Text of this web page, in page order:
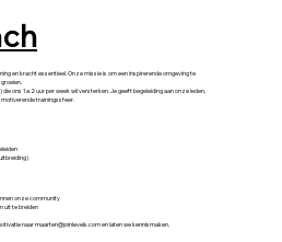
en kracht essentieel. Onze missie is om een inspirerende omgeving te
ons 1 a 2 uur per week wil versterken. Je geeft begeleiding aan onze leden,
motiverende trainingssfeer.
onze community
uit te breiden
naarmaarten@joinlevels.comen laten we kennismaken.